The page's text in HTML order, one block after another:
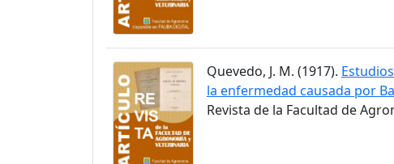
Quevedo, J. M. (1917).
la enfermedad causada por
Revista de la Facultad de